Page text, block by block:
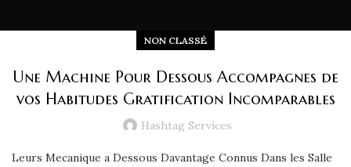
NON CLASSÉ
Une Machine Pour Dessous Accompagnes de
vos Habitudes Gratification Incomparables
Hashtag Services
Leurs Mecanique a Dessous Davantage Connus Dans les Salle